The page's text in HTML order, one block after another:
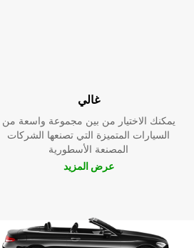
غالي
يمكنك الاختيار من بين مجموعة واسعة من
السيارات المتميزة التي تصنعها الشركات
المصنعة الأسطورية
عرض المزيد